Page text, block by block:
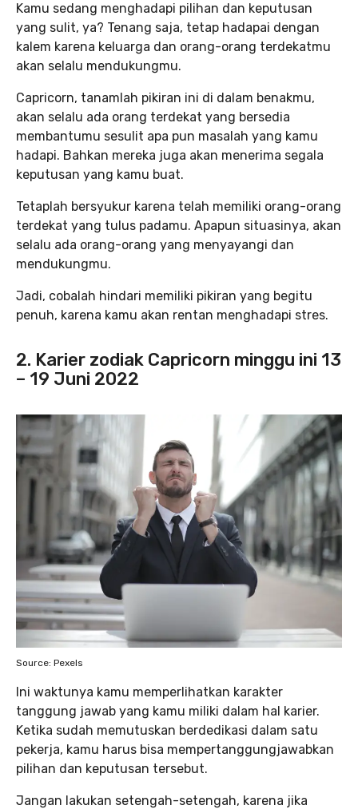
Kamu sedang menghadapi pilihan dan keputusan
yang sulit, ya? Tenang saja, tetap hadapai dengan
kalem karena keluarga dan orang-orang terdekatmu
akan selalu mendukungmu.
Capricorn, tanamlah pikiran ini di dalam benakmu,
akan selalu ada orang terdekat yang bersedia
membantumu sesulit apa pun masalah yang kamu
hadapi. Bahkan mereka juga akan menerima segala
keputusan yang kamu buat.
Tetaplah bersyukur karena telah memiliki orang-orang
terdekat yang tulus padamu. Apapun situasinya, akan
selalu ada orang-orang yang menyayangi dan
mendukungmu.
Jadi, cobalah hindari memiliki pikiran yang begitu
penuh, karena kamu akan rentan menghadapi stres.
2. Karier zodiak Capricorn minggu ini 13
– 19 Juni 2022
Source: Pexels
Ini waktunya kamu memperlihatkan karakter
tanggung jawab yang kamu miliki dalam hal karier.
Ketika sudah memutuskan berdedikasi dalam satu
pekerja, kamu harus bisa mempertanggungjawabkan
pilihan dan keputusan tersebut.
Jangan lakukan setengah-setengah, karena jika